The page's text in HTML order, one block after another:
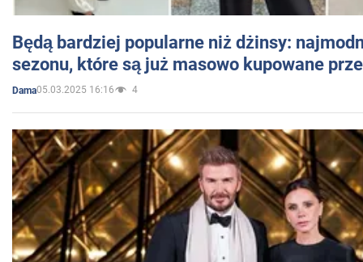
Będą bardziej popularne niż dżinsy:
sezonu, które są już masowo kupowane
Dama05.03.2025 16:16 4